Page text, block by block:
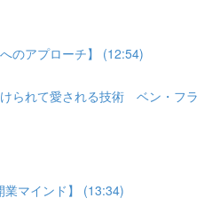
のアプローチ】 (12:54)
られて愛される技術 ベン・フラ
マインド】 (13:34)